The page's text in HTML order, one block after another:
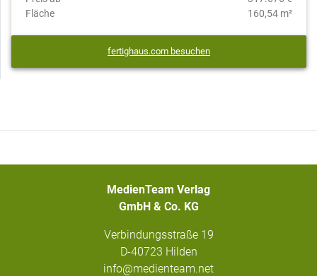
Fläche
160,54 m²
fertighaus.com besuchen
MedienTeam Verlag
GmbH & Co. KG
Verbindungsstraße 19
D-40723 Hilden
info@medienteam.net